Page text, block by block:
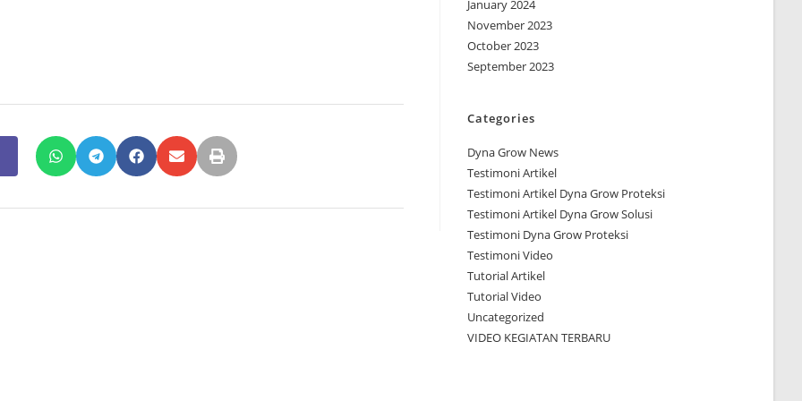
January 2024
November 2023
October 2023
September 2023
Categories
Dyna Grow News
Testimoni Artikel
Testimoni Artikel Dyna Grow Proteksi
Testimoni Artikel Dyna Grow Solusi
Testimoni Dyna Grow Proteksi
Testimoni Video
Tutorial Artikel
Tutorial Video
Uncategorized
VIDEO KEGIATAN TERBARU